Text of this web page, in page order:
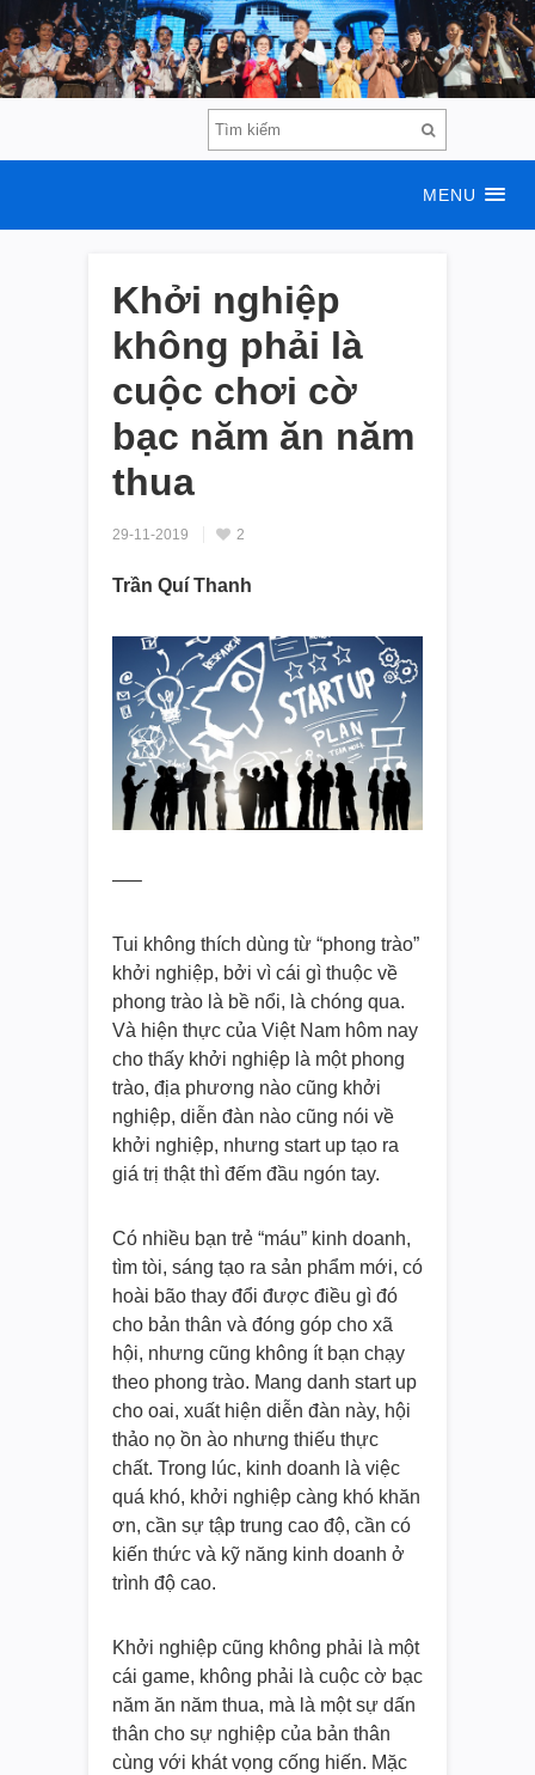
MENU
Khởi nghiệp
không phải là
cuộc chơi cờ
bạc năm ăn năm
thua
29-11-2019 2
Trần Quí Thanh
—–
Tui không thích dùng từ “phong trào”
khởi nghiệp, bởi vì cái gì thuộc về
phong trào là bề nổi, là chóng qua.
Và hiện thực của Việt Nam hôm nay
cho thấy khởi nghiệp là một phong
trào, địa phương nào cũng khởi
nghiệp, diễn đàn nào cũng nói về
khởi nghiệp, nhưng start up tạo ra
giá trị thật thì đếm đầu ngón tay.
Có nhiều bạn trẻ “máu” kinh doanh,
tìm tòi, sáng tạo ra sản phẩm mới, có
hoài bão thay đổi được điều gì đó
cho bản thân và đóng góp cho xã
hội, nhưng cũng không ít bạn chạy
theo phong trào. Mang danh start up
cho oai, xuất hiện diễn đàn này, hội
thảo nọ ồn ào nhưng thiếu thực
chất. Trong lúc, kinh doanh là việc
quá khó, khởi nghiệp càng khó khăn
ơn, cần sự tập trung cao độ, cần có
kiến thức và kỹ năng kinh doanh ở
trình độ cao.
Khởi nghiệp cũng không phải là một
cái game, không phải là cuộc cờ bạc
năm ăn năm thua, mà là một sự dấn
thân cho sự nghiệp của bản thân
cùng với khát vọng cống hiến. Mặc